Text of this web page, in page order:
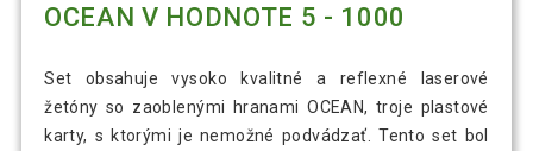
OCEAN V HODNOTE 5 - 1000
Set obsahuje vysoko kvalitné a reflexné laserové
žetóny so zaoblenými hranami OCEAN, troje plastové
karty, s ktorými je nemožné podvádzať. Tento set bol